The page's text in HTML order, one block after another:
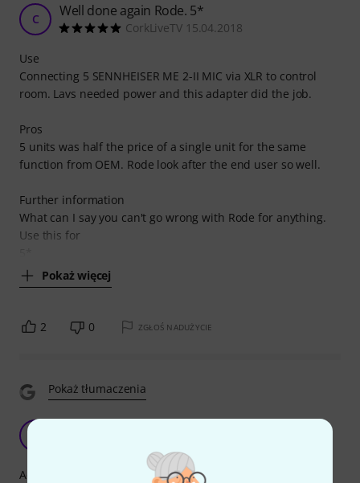
C Well done again Rode. 5*
CorkLiveTV 15.04.2018
Use
Connecting 5 SENNHEISER ME 2-II MIC via XLR to control
room. Lavs needed power and this adapter did the job.
Pros
5 units was half the price of a single unit for the same
function from OEM. Rode look after the end user so well.
Further information
What can I say you can't go wrong with Rode for anything.
Use this for
Pokaż więcej
2 0 ZGŁOŚ NADUŻYCIE
Pokaż tłumaczenia
Adapter works fine but when I connected my headset